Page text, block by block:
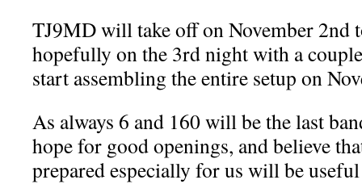
TJ9MD will take off on November 2nd
hopefully on the 3rd night with a
start assembling the entire setup on
As always 6 and 160 will be the last
hope for good openings, and believe
prepared especially for us will be